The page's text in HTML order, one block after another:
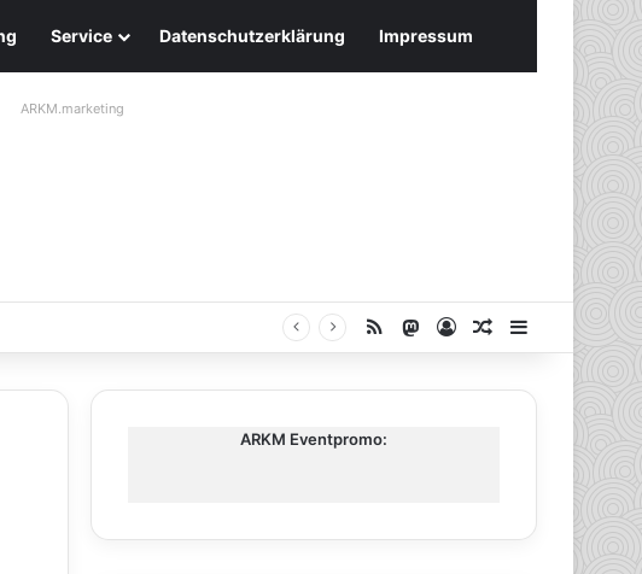
Service Datenschutzerklärung Impressum
ARKM.marketing
RSS Mastodon
AnmeldenZufälliger
ARKM Eventpromo: